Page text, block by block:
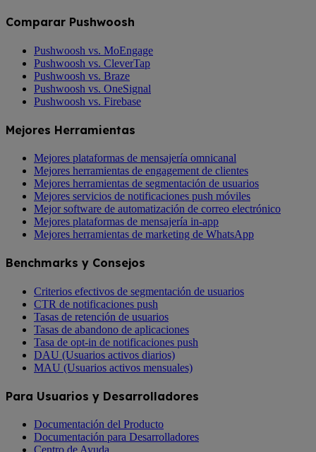
Comparar Pushwoosh
Pushwoosh vs. MoEngage
Pushwoosh vs. CleverTap
Pushwoosh vs. Braze
Pushwoosh vs. OneSignal
Pushwoosh vs. Firebase
Mejores Herramientas
Mejores plataformas de mensajería omnicanal
Mejores herramientas de engagement de clientes
Mejores herramientas de segmentación de usuarios
Mejores servicios de notificaciones push móviles
Mejor software de automatización de correo electrónico
Mejores plataformas de mensajería in-app
Mejores herramientas de marketing de WhatsApp
Benchmarks y Consejos
Criterios efectivos de segmentación de usuarios
CTR de notificaciones push
Tasas de retención de usuarios
Tasas de abandono de aplicaciones
Tasa de opt-in de notificaciones push
DAU (Usuarios activos diarios)
MAU (Usuarios activos mensuales)
Para Usuarios y Desarrolladores
Documentación del Producto
Documentación para Desarrolladores
Centro de Ayuda